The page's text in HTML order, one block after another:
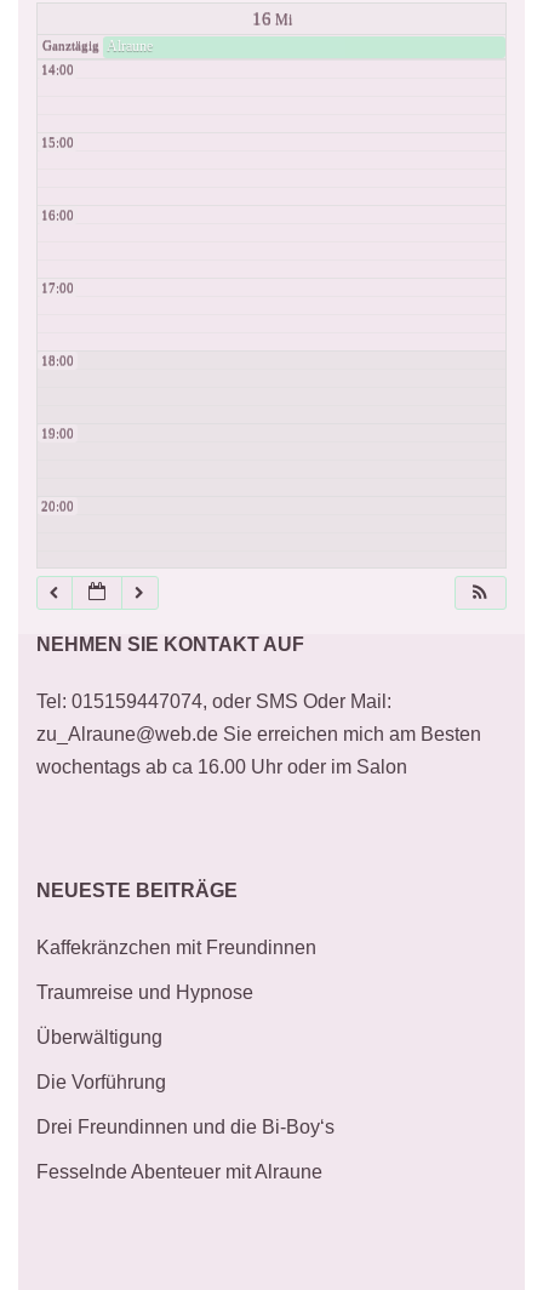
16 Mi
Ganztägig Alraune
14:00
15:00
16:00
17:00
18:00
19:00
20:00
21:00
22:00
23:00
NEHMEN SIE KONTAKT AUF
Tel: 015159447074, oder SMS Oder Mail:
zu_Alraune@web.de Sie erreichen mich am Besten
wochentags ab ca 16.00 Uhr oder im Salon
NEUESTE BEITRÄGE
Kaffekränzchen mit Freundinnen
Traumreise und Hypnose
Überwältigung
Die Vorführung
Drei Freundinnen und die Bi-Boy‘s
Fesselnde Abenteuer mit Alraune